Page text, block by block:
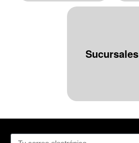
Sucursales